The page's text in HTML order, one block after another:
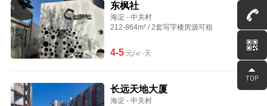
东枫社
海淀 - 中关村
212-864m² / 2套写字楼房源可租
4-5元/㎡·天
长远天地大厦
海淀 - 中关村